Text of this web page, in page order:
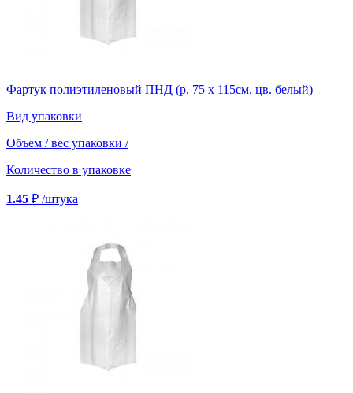
Фартук полиэтиленовый ПНД (р. 75 х 115см, цв. белый)
Вид упаковки
Объем / вес упаковки /
Количество в упаковке
1.45 ₽ /штука